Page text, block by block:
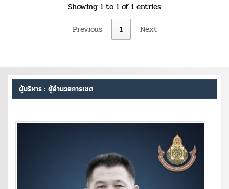
Showing 1 to 1 of 1 entries
Previous
1 Next
ผู้บริหาร : ผู้อำนวยการเขต